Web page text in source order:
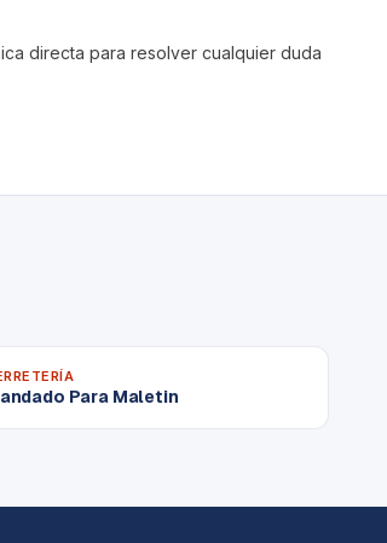
directa para resolver cualquier duda
Para Maletin